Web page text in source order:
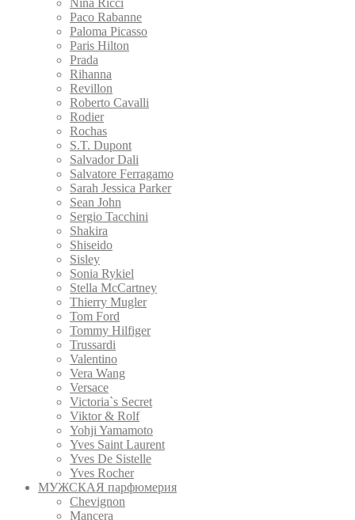
Paco Rabanne
Paloma Picasso
Paris Hilton
Prada
Rihanna
Revillon
Roberto Cavalli
Rodier
Rochas
S.T. Dupont
Salvador Dali
Salvatore Ferragamo
Sarah Jessica Parker
Sean John
Sergio Tacchini
Shakira
Shiseido
Sisley
Sonia Rykiel
Stella McCartney
Thierry Mugler
Tom Ford
Tommy Hilfiger
Trussardi
Valentino
Vera Wang
Versace
Victoria`s Secret
Viktor & Rolf
Yohji Yamamoto
Yves Saint Laurent
Yves De Sistelle
Yves Rocher
МУЖСКАЯ парфюмерия
Chevignon
Mancera